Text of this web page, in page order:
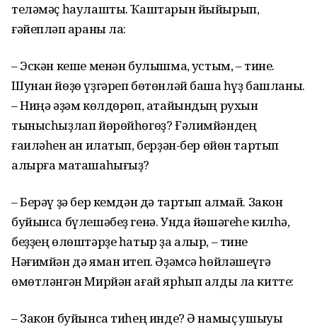
теләмәҫ һаулашты. Ҡаштарын йыйырып,
ғәйепләп ҡараны ла:
– Эскән кеше менән булышма, ҡустым, – тине.
Шунан йөҙө үҙгәреп бөтөнләй башҡа һүҙ башланы.
– Ниңә әҙәм көлдөрөп, атайындың рухын
тынысһыҙлап йөрөйһөгөҙ? Ғәлимйәндең
ғаиләһен ҡан илатып, берҙән-бер өйөн тартып
алырға маташаһығыҙ?
– Берәү ҙә бер кемдән дә тартып алмай. Закон
буйынса бүлешәбеҙ генә. Унда йәшәгеһе килһә,
беҙҙең өлөштәрҙе һатыр ҙа алыр, – тине
Нәғимйән дә яман итеп. Әҙәмсә һөйләшеүгә
өмөтләнгән Мирйән ағай ярһып алды ла китте:
– Закон буйынса тиһең инде? Ә намыҫ ҡушыуы